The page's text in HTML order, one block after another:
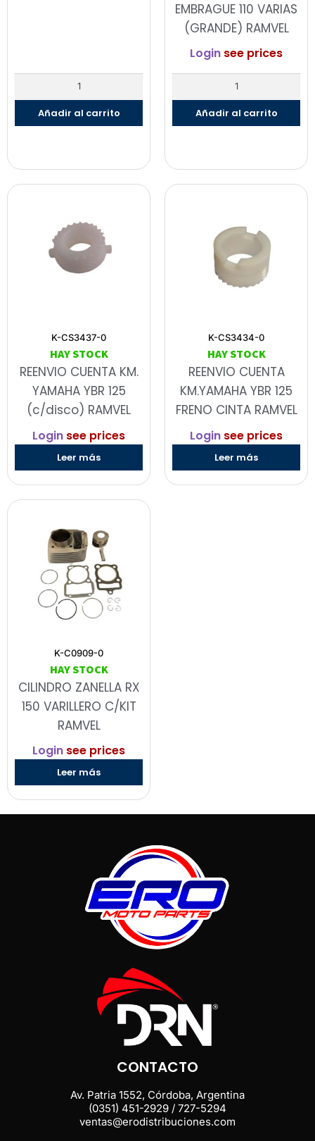
Añadir al carrito
EMBRAGUE 110 VARIAS
(GRANDE) RAMVEL
Login see prices
Añadir al carrito
K-CS3437-0
HAY STOCK
REENVIO CUENTA KM.
YAMAHA YBR 125
(c/disco) RAMVEL
Login see prices
Leer más
K-CS3434-0
HAY STOCK
REENVIO CUENTA
KM.YAMAHA YBR 125
FRENO CINTA RAMVEL
Login see prices
Leer más
K-C0909-0
HAY STOCK
CILINDRO ZANELLA RX
150 VARILLERO C/KIT
RAMVEL
Login see prices
Leer más
CONTACTO
Av. Patria 1552, Córdoba, Argentina
(0351) 451-2929 / 727-5294
ventas@erodistribuciones.com